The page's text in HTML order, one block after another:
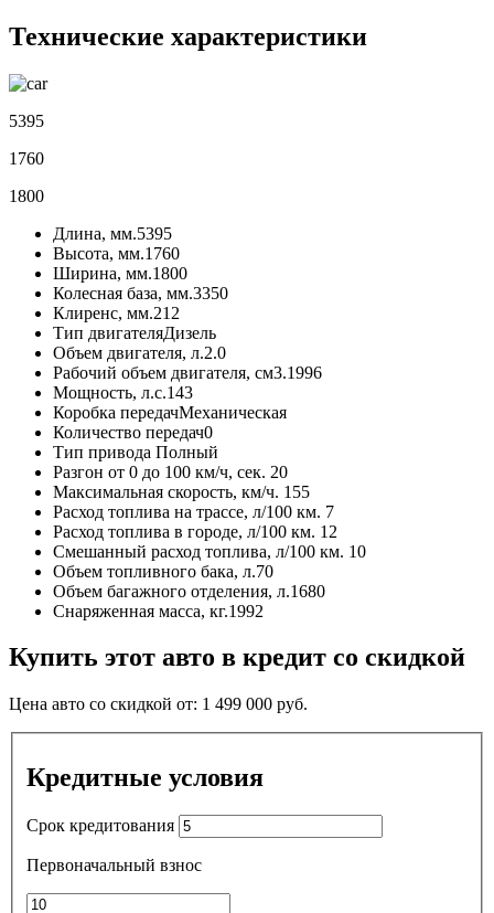
Технические характеристики
5395
1760
1800
Длина, мм.5395
Высота, мм.1760
Ширина, мм.1800
Колесная база, мм.3350
Клиренс, мм.212
Тип двигателяДизель
Объем двигателя, л.2.0
Рабочий объем двигателя, см3.1996
Мощность, л.с.143
Коробка передачМеханическая
Количество передач0
Тип привода Полный
Разгон от 0 до 100 км/ч, сек. 20
Максимальная скорость, км/ч. 155
Расход топлива на трассе, л/100 км. 7
Расход топлива в городе, л/100 км. 12
Смешанный расход топлива, л/100 км. 10
Объем топливного бака, л.70
Объем багажного отделения, л.1680
Снаряженная масса, кг.1992
Купить этот авто в кредит со скидкой
Цена авто со скидкой от: 1 499 000 руб.
Кредитные условия
Срок кредитования
Первоначальный взнос